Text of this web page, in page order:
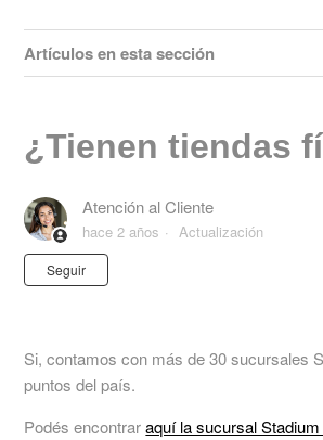
Artículos en esta sección
¿Tienen tiendas
Atención al Cliente
hace 2 años Actualización
Seguir
Si, contamos con más de 30 sucursales
puntos del país.
Podés encontraraquí la sucursal